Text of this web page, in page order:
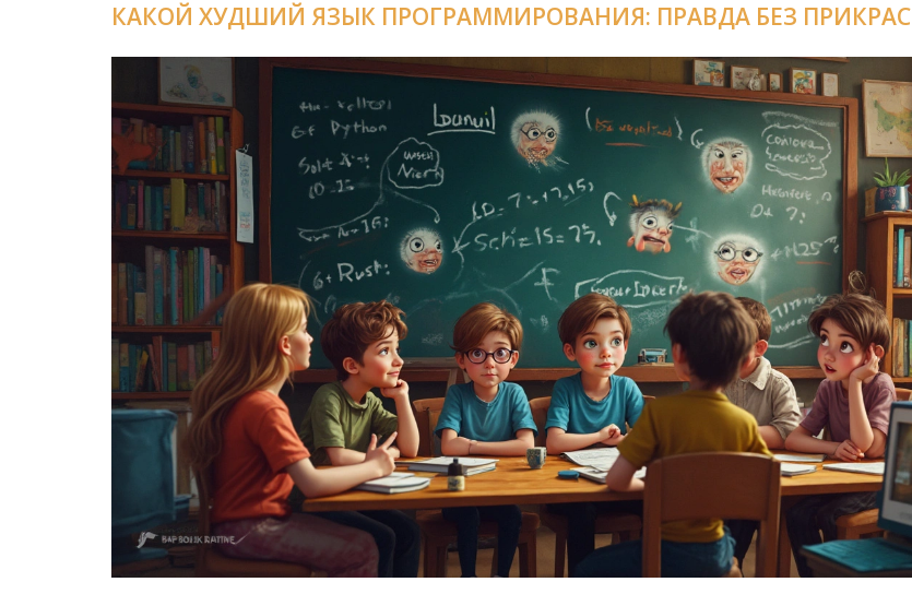
КАКОЙ ХУДШИЙ ЯЗЫК ПРОГРАММИРОВАНИЯ: ПРАВДА БЕЗ ПРИКРАС